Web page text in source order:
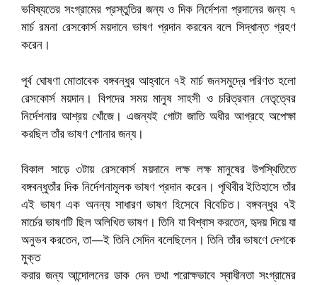
ভবিষ্যতের সংগ্রামের প্রস্তুতির জন্য ও দিক নির্দেশনা প্রদানের জন্য ৭
মার্চ রমনা রেসকোর্স ময়দানে ভাষণ প্রদান করবেন বলে সিদ্ধান্ত গ্রহণ
করেন।
পূর্ব ঘোষণা মোতাবেক বঙ্গবন্ধুর আহ্বানে ৭ই মার্চ জনসমুদ্রে পরিণত হলো
রেসকোর্স ময়দান। বিপদের সময় মানুষ সাহসী ও চরিত্রবান নেতৃত্বের
নির্দেশনার আশ্রয় খোঁজে। এজন্যই গোটা জাতি অধীর আগ্রহে অপেক্ষা
করছিল তাঁর ভাষণ শোনার জন্য।
বিকাল সাড়ে ৩টায় রেসকোর্স ময়দানে লক্ষ লক্ষ মানুষের উপস্থিতিতে
বঙ্গবন্ধুতাঁর দিক নির্দেশনামূলক ভাষণ প্রদান করেন। পৃথিবীর ইতিহাসে তাঁর
এই ভাষণ এক অনন্য সাধারণ ভাষণ হিসেবে বিবেচিত। বঙ্গবন্ধুর ৭ই
মার্চের ভাষণটি ছিল অলিখিত ভাষণ। তিনি যা বিশ্বাস করতেন, হৃদয় দিয়ে যা
অনুভব করতেন, তা—ই তিনি সেদিন বলেছিলেন। তিনি তাঁর ভাষণে দেশকে
মুক্ত
করার জন্য আন্দোলনের ডাক দেন তথা পরোক্ষভাবে স্বাধীনতা সংগ্রামের